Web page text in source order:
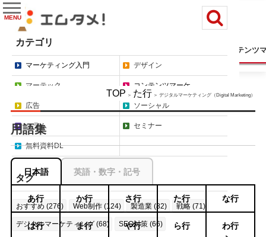
コンテンツ
MENU
カテゴリ
マーケティング入門 デザイン
マーテック コンテンツマーケ
広告 ソーシャル
コラム セミナー
無料資料DL
タグ
おすすめ (276) Web制作 (124) 製造業 (82) 戦略 (71)
デジタルマーケティング (68)
SEO対策 (66)
TOP ＞ た行 ＞ デジタルマーケティング（Digital Marketing）
用語集
日本語 英語・数字・記号
あ行 か行 さ行 た行 な行
は行 ま行 や行 ら行 わ行